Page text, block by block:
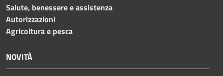
Salute, benessere e assistenza
Autorizzazioni
Agricoltura e pesca
NOVITÀ